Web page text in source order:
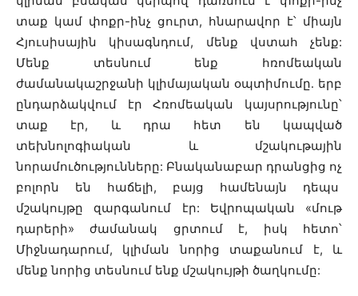
տաք կամ փոքր-ինչ ցուրտ, հնարավոր է՝ միայն
Հյուսիսային կիսագնդում, մենք վստահ չենք:
Մենք տեսնում ենք հռոմեական
ժամանակաշրջանի կլիմայական օպտիմումը․ երբ
ընդարձակվում էր Հռոմեական կայսրությունը՝
տաք էր, և դրա հետ են կապված
տեխնոլոգիական և մշակութային
նորամուծությունները: Բնականաբար դրանցից ոչ
բոլորն են հաճելի, բայց համենայն դեպս
մշակույթը զարգանում էր: Եվրոպական «մութ
դարերի» ժամանակ ցրտում է, իսկ հետո՝
Միջնադարում, կլիման նորից տաքանում է, և
մենք նորից տեսնում ենք մշակույթի ծաղկումը: